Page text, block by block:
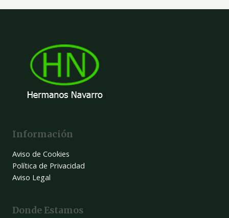
Información
Aviso de Cookies
Política de Privacidad
Aviso Legal
Donde Estamos